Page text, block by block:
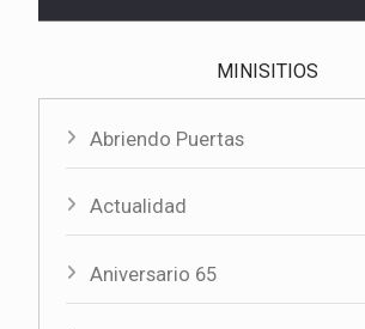
MINISITIOS
Abriendo Puertas
Actualidad
Aniversario 65